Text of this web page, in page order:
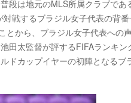
段は地元のMLS所属クラブであ
戦するブラジル女子代表の背
とから、ブラジル女子代表への
田太監督が評するFIFAランキン
ドカップイヤーの初陣となるブ